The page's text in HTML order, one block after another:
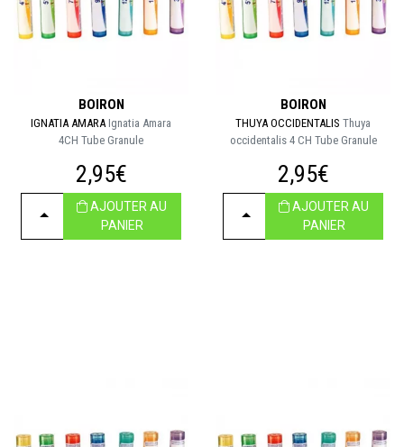
BOIRON
IGNATIA AMARA Ignatia Amara
4CH Tube Granule
2,95€
CHOISIRAJOUTER AU
PANIER
BOIRON
THUYA OCCIDENTALIS Thuya
occidentalis 4 CH Tube Granule
2,95€
CHOISIRAJOUTER AU
PANIER